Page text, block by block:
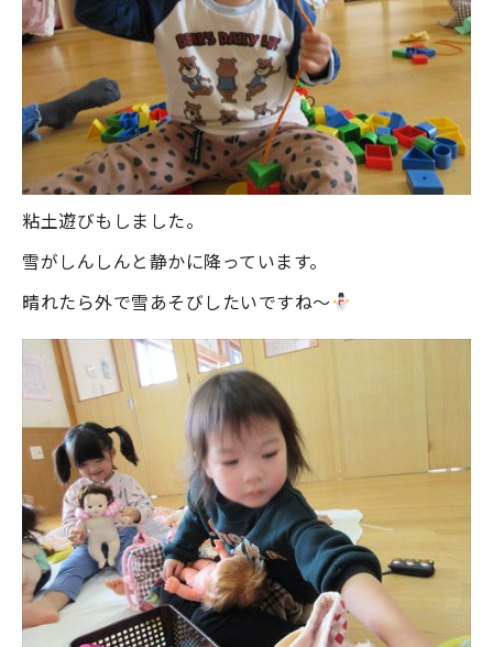
粘土遊びもしました。
雪がしんしんと静かに降っています。
晴れたら外で雪あそびしたいですね～